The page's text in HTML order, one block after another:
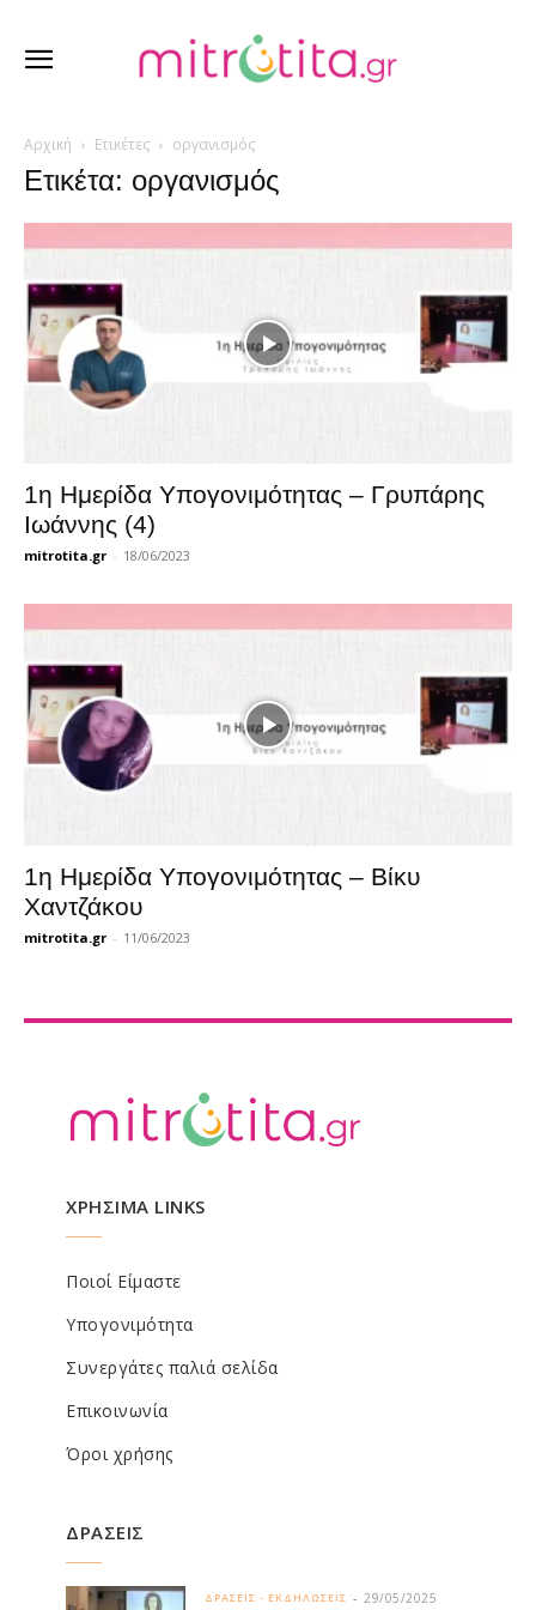
Αρχική Ετικέτες οργανισμός
Ετικέτα: οργανισμός
1η Ημερίδα Υπογονιμότητας – Γρυπάρης
Ιωάννης (4)
mitrotita.gr - 18/06/2023
1η Ημερίδα Υπογονιμότητας – Βίκυ
Χαντζάκου
mitrotita.gr - 11/06/2023
ΧΡΗΣΙΜΑ LINKS
Ποιοί Είμαστε
Υπογονιμότητα
Συνεργάτες παλιά σελίδα
Επικοινωνία
Όροι χρήσης
ΔΡΑΣΕΙΣ
ΔΡΑΣΕΙΣ - ΕΚΔΗΛΩΣΕΙΣ 29/05/2025